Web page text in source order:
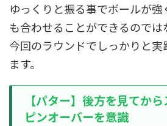
ゆっくりと振る事でボールが
も合わせることができるのでは
今回のラウンドでしっかりと
ます。
【パター】後方を見てか
ピンオーバーを意識